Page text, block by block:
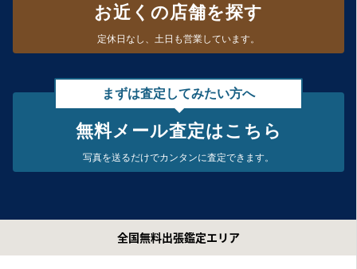
お近くの店舗を探す
定休日なし、 土日も営業しています。
まずは査定してみたい方へ
無料メール査定はこちら
写真を送るだけでカンタンに査定できます。
全国無料出張鑑定エリア